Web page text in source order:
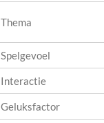
Thema
Spelgevoel
Interactie
Geluksfactor